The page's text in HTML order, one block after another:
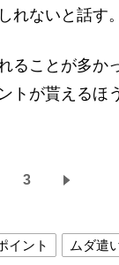
れないと話す。
ることが多か
トが貰えるほ
3
イント ムダ遣